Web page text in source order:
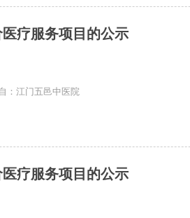
疗服务项目的公示
：江门五邑中医院
疗服务项目的公示